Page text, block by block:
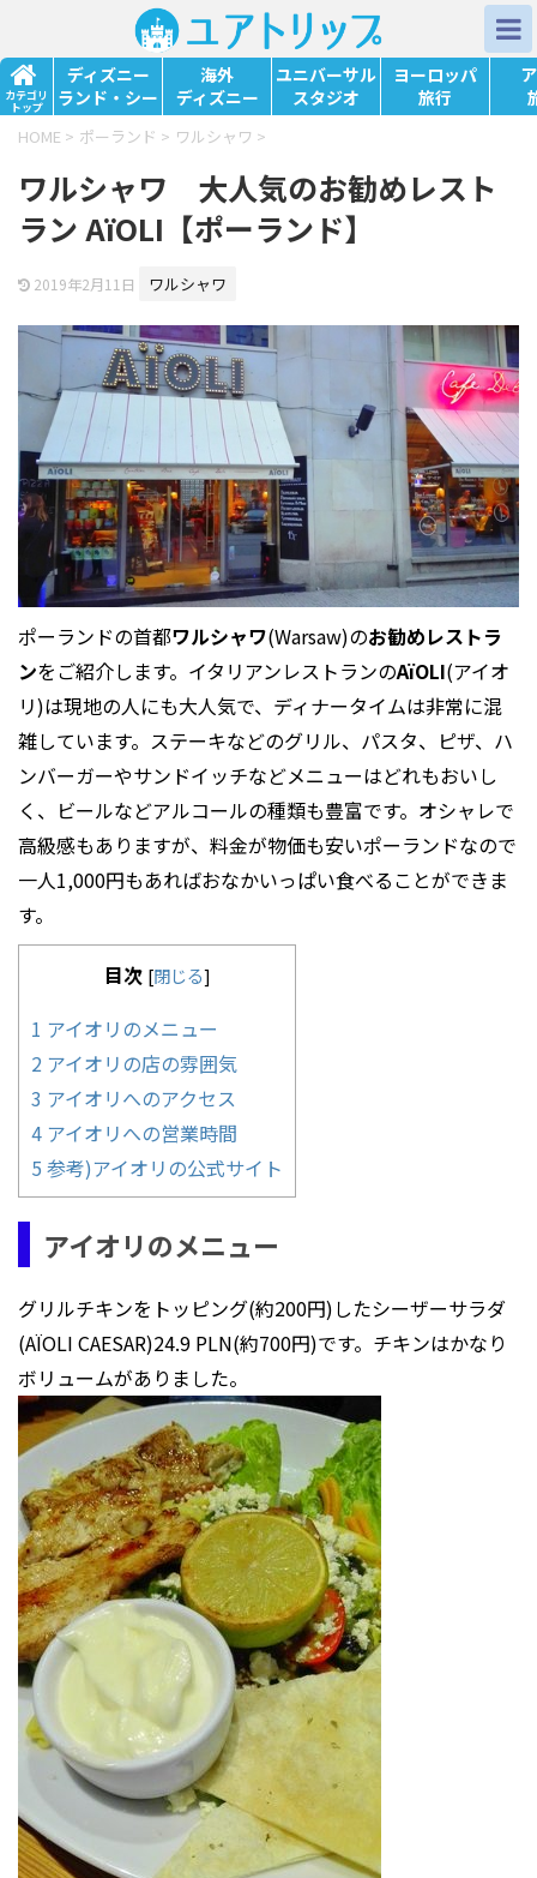
カテゴリ
トップ
ディズニー
ランド・シー
海外
ディズニー
ユニバーサル
スタジオ
ヨーロッパ
旅行
HOME > ポーランド > ワルシャワ >
ワルシャワ 大人気のお勧めレスト
ラン AïOLI【ポーランド】
2019年2月11日 ワルシャワ
ポーランドの首都ワルシャワ(Warsaw)のお勧めレストラ
ンをご紹介します。イタリアンレストランのAïOLI(アイオ
リ)は現地の人にも大人気で、ディナータイムは非常に混
雑しています。ステーキなどのグリル、パスタ、ピザ、ハ
ンバーガーやサンドイッチなどメニューはどれもおいし
く、ビールなどアルコールの種類も豊富です。オシャレで
高級感もありますが、料金が物価も安いポーランドなので
一人1,000円もあればおなかいっぱい食べることができま
す。
目次 [閉じる]
1 アイオリのメニュー
2 アイオリの店の雰囲気
3 アイオリへのアクセス
4 アイオリへの営業時間
5 参考)アイオリの公式サイト
アイオリのメニュー
グリルチキンをトッピング(約200円)したシーザーサラダ
(AÏOLI CAESAR)24.9 PLN(約700円)です。チキンはかなり
ボリュームがありました。